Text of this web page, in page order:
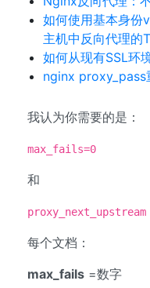
如何使用基本身
主机中反向代理的
如何从现有SSL环
nginx proxy_pass
我认为你需要的是：
max_fails=0
和
每个文档：
max_fails =数字